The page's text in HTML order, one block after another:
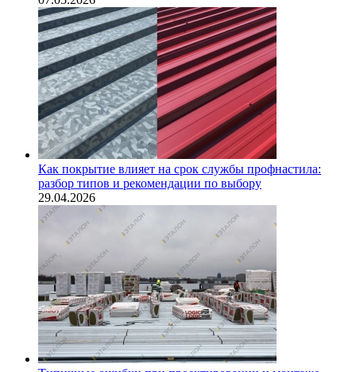
Как покрытие влияет на срок службы профнастила:
разбор типов и рекомендации по выбору
29.04.2026